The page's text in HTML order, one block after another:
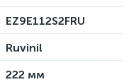
EZ9E112S2FRU
Ruvinil
222 мм